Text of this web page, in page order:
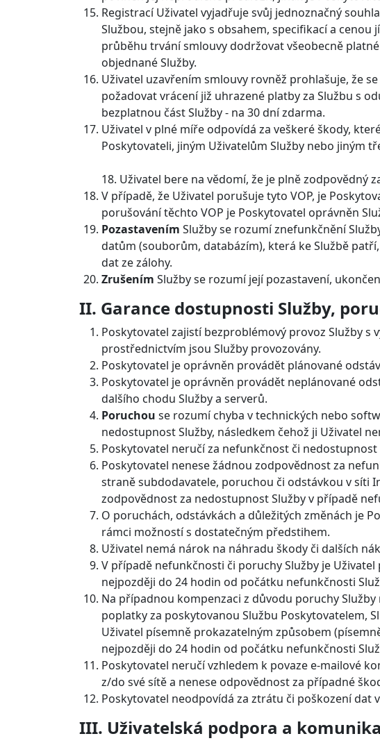
Registrací Uživatel vyjadřuje svůj jednoznačný
Službou, stejně jako s obsahem, specifikací a
průběhu trvání smlouvy dodržovat všeobecně
objednané Služby.
Uživatel uzavřením smlouvy rovněž prohlašuje, že
požadovat vrácení již uhrazené platby za Službu s
bezplatnou část Služby - na 30 dní zdarma.
Uživatel v plné míře odpovídá za veškeré škody,
Poskytovateli, jiným Uživatelům Služby nebo jiným
18. Uživatel bere na vědomí, že je plně zodpovědný
V případě, že Uživatel porušuje tyto VOP, je
porušování těchto VOP je Poskytovatel oprávněn
Pozastavením Služby se rozumí znefunkčnění
datům (souborům, databázím), která ke Službě
dat ze zálohy.
Zrušením Služby se rozumí její pozastavení,
II. Garance dostupnosti Služby,
Poskytovatel zajistí bezproblémový provoz Služby
prostřednictvím jsou Služby provozovány.
Poskytovatel je oprávněn provádět plánované
Poskytovatel je oprávněn provádět neplánované
dalšího chodu Služby a serverů.
Poruchou se rozumí chyba v technických nebo
nedostupnost Služby, následkem čehož ji Uživatel
Poskytovatel neručí za nefunkčnost či
Poskytovatel nenese žádnou zodpovědnost za
straně subdodavatele, poruchou či odstávkou v síti
zodpovědnost za nedostupnost Služby v případě
O poruchách, odstávkách a důležitých změnách je
rámci možností s dostatečným předstihem.
Uživatel nemá nárok na náhradu škody či dalších
V případě nefunkčnosti či poruchy Služby je
nejpozději do 24 hodin od počátku nefunkčnosti
Na případnou kompenzaci z důvodu poruchy
poplatky za poskytovanou Službu Poskytovatelem,
Uživatel písemně prokazatelným způsobem
nejpozději do 24 hodin od počátku nefunkčnosti
Poskytovatel neručí vzhledem k povaze e-mailové
z/do své sítě a nenese odpovědnost za případné
Poskytovatel neodpovídá za ztrátu či poškození dat
III. Uživatelská podpora a